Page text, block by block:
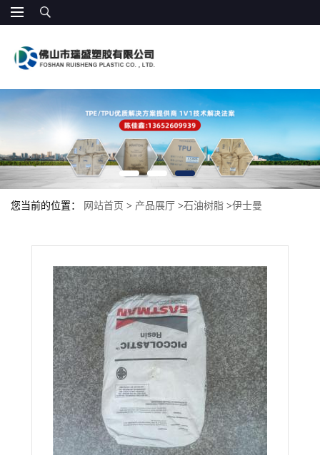
您当前的位置： 网站首页 > 产品展厅 >石油树脂 >伊士曼